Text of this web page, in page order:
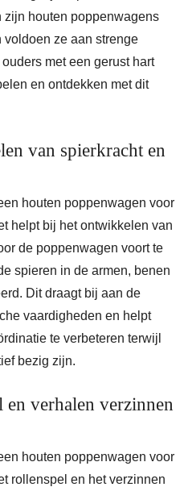
zijn houten poppenwagens
ze aan strenge
met een gerust hart
en ontdekken met dit
van spierkracht en
houten poppenwagen voor
helpt bij het ontwikkelen van
de poppenwagen voort te
spieren in de armen, benen
Dit draagt bij aan de
vaardigheden en helpt
te verbeteren terwijl
bezig zijn.
verhalen verzinnen
houten poppenwagen voor
rollenspel en het verzinnen